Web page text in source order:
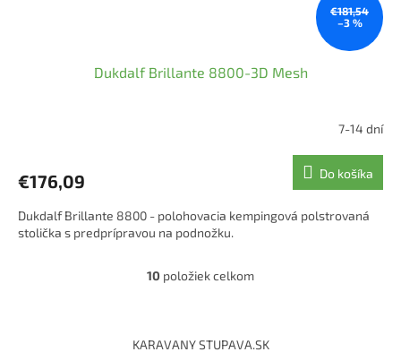
€181,54
–3 %
Dukdalf Brillante 8800-3D Mesh
7-14 dní
€176,09 Do košíka
Dukdalf Brillante 8800 - polohovacia kempingová polstrovaná
stolička s predprípravou na podnožku.
O
10 položiek celkom
KARAVANY STUPAVA.SK